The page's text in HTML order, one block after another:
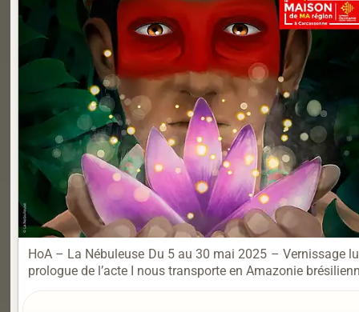
HoA – La Nébuleuse Du 5 au 30 mai 2025 – Vernissage
prologue de l’acte I nous transporte en Amazonie